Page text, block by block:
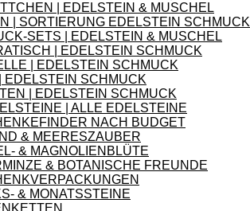
| EDELSTEIN & MUSCHEL
| SORTIERUNG EDELSTEIN SCHMUCK
SETS | EDELSTEIN & MUSCHEL
| EDELSTEIN SCHMUCK
| EDELSTEIN SCHMUCK
EDELSTEIN SCHMUCK
| EDELSTEIN SCHMUCK
| ALLE EDELSTEINE
NACH BUDGET
& MEERESZAUBER
& MAGNOLIENBLÜTE
& BOTANISCHE FREUNDE
& MONATSSTEINE